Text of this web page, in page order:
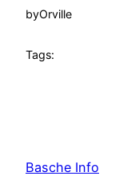
byOrville
Tags:
Basche Info